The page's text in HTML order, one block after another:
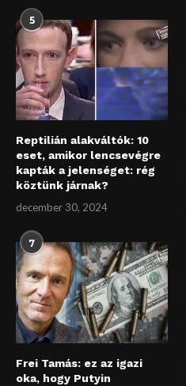
5
Reptilián alakváltók: 10
eset, amikor lencsevégre
kapták a jelenséget: rég
köztünk járnak?
december 30, 2024
7
Frei Tamás: ez az igazi
oka, hogy Putyin